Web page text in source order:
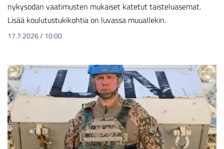
nykysodan vaatimusten mukaiset katetut taisteluasemat.
Lisää koulutustukikohtia on luvassa muuallekin.
17.7.2026/ 10:00